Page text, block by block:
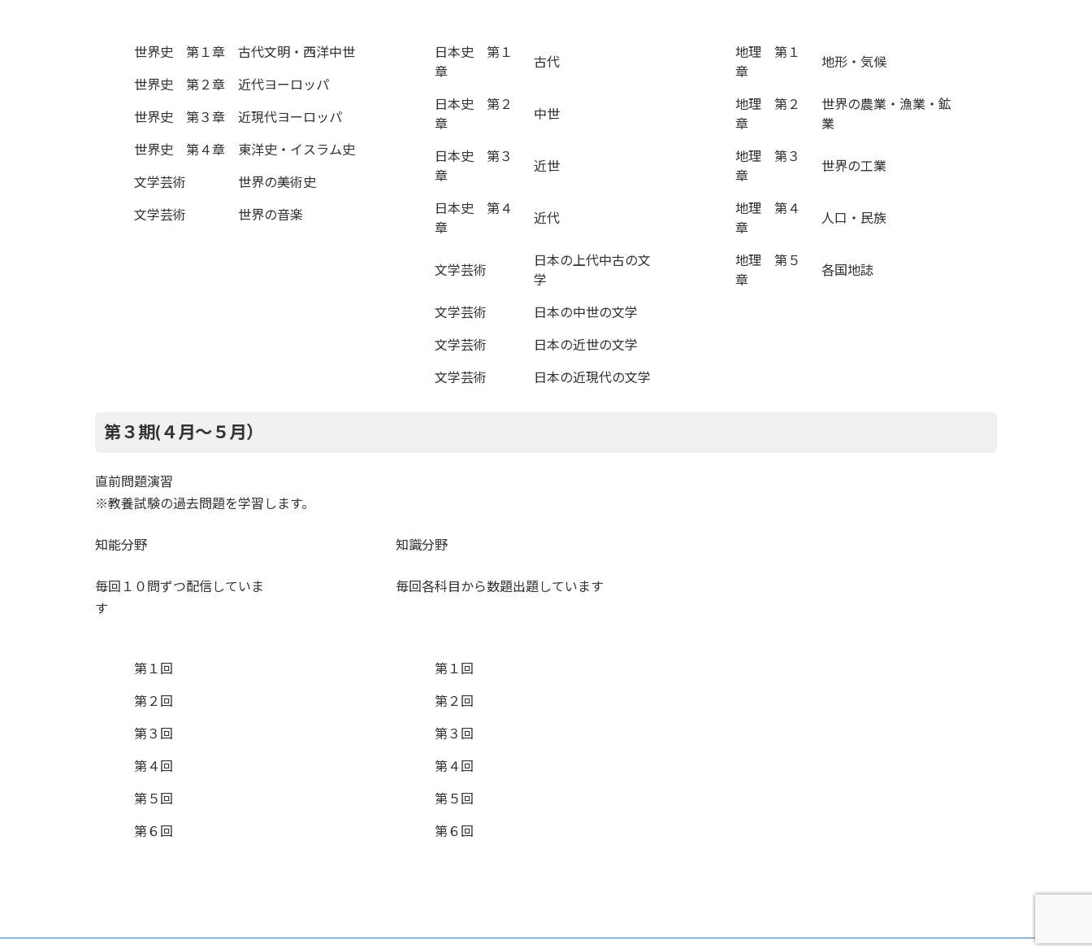
世界史 第１章 古代文明・西洋中世
世界史 第２章 近代ヨーロッパ
世界史 第３章 近現代ヨーロッパ
世界史 第４章 東洋史・イスラム史
文学芸術 世界の美術史
文学芸術 世界の音楽
日本史 第１
章
古代
日本史 第２
章
中世
日本史 第３
章
近世
日本史 第４
章
近代
文学芸術
日本の上代中古の文
学
文学芸術 日本の中世の文学
文学芸術 日本の近世の文学
文学芸術 日本の近現代の文学
地理 第１
章
地形・気候
地理 第２
章
世界の農業・漁業・鉱
業
地理 第３
章
世界の工業
地理 第４
章
人口・民族
地理 第５
章
各国地誌
第３期(４月〜５月）
直前問題演習
※教養試験の過去問題を学習します。
知能分野
毎回１０問ずつ配信していま
す
知識分野
毎回各科目から数題出題しています
第１回
第２回
第３回
第４回
第５回
第６回
第１回
第２回
第３回
第４回
第５回
第６回